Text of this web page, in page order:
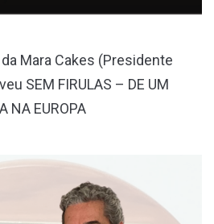
da Mara Cakes (Presidente
SEM FIRULAS – DE UM
NA EUROPA